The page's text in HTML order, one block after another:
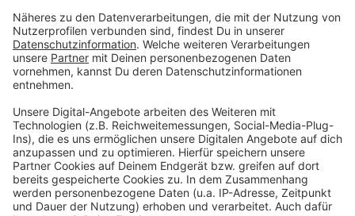
Diese Radwege werden vom Winterdienst immer
freigehalten
Anzeige
Anzeige